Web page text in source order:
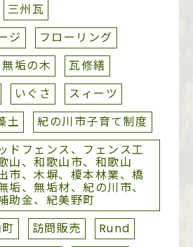
三州瓦
ジ
フローリング
無垢の木
瓦修繕
いぐさ
スィーツ
土
紀の川市子育て制度
ドフェンス、フェンス工
山、和歌山市、和歌山
市、木塀、榎本林業、橋
垢、無垢材、紀の川市、
助金、紀美野町
訪問販売
Rund